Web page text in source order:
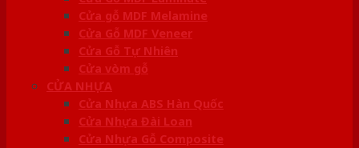
Cửa gỗ MDF Melamine
Cửa Gỗ MDF Veneer
Cửa Gỗ Tự Nhiên
Cửa vòm gỗ
CỬA NHỰA
Cửa Nhựa ABS Hàn Quốc
Cửa Nhựa Đài Loan
Cửa Nhựa Gỗ Composite